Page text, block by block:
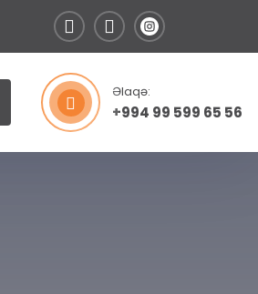
Əlaqə:
+994 99 599 65 56